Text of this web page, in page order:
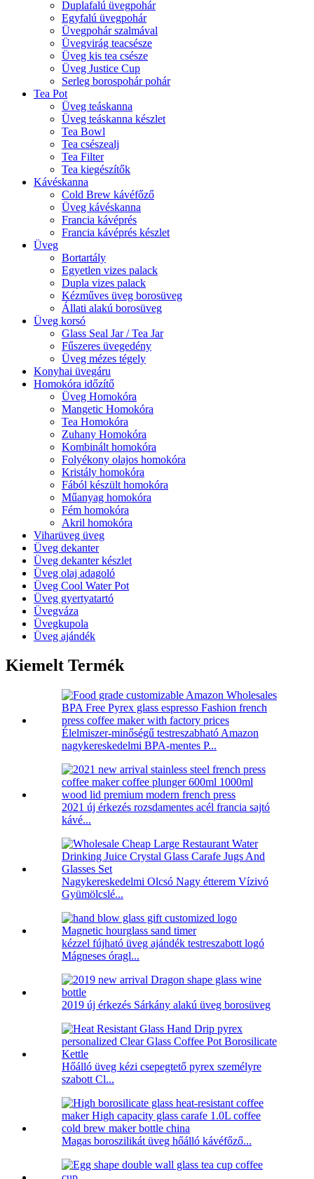
Duplafalú üvegpohár
Egyfalú üvegpohár
Üvegpohár szalmával
Üvegvirág teacsésze
Üveg kis tea csésze
Üveg Justice Cup
Serleg borospohár pohár
Tea Pot
Üveg teáskanna
Üveg teáskanna készlet
Tea Bowl
Tea csészealj
Tea Filter
Tea kiegészítők
Kávéskanna
Cold Brew kávéfőző
Üveg kávéskanna
Francia kávéprés
Francia kávéprés készlet
Üveg
Bortartály
Egyetlen vizes palack
Dupla vizes palack
Kézműves üveg borosüveg
Állati alakú borosüveg
Üveg korsó
Glass Seal Jar / Tea Jar
Fűszeres üvegedény
Üveg mézes tégely
Konyhai üvegáru
Homokóra időzítő
Üveg Homokóra
Mangetic Homokóra
Tea Homokóra
Zuhany Homokóra
Kombinált homokóra
Folyékony olajos homokóra
Kristály homokóra
Fából készült homokóra
Műanyag homokóra
Fém homokóra
Akril homokóra
Viharüveg üveg
Üveg dekanter
Üveg dekanter készlet
Üveg olaj adagoló
Üveg Cool Water Pot
Üveg gyertyatartó
Üvegváza
Üvegkupola
Üveg ajándék
Kiemelt Termék
Élelmiszer-minőségű testreszabható Amazon
nagykereskedelmi BPA-mentes P...
2021 új érkezés rozsdamentes acél francia sajtó
kávé...
Nagykereskedelmi Olcsó Nagy étterem Vízivó
Gyümölcslé...
kézzel fújható üveg ajándék testreszabott logó
Mágneses óragl...
2019 új érkezés Sárkány alakú üveg borosüveg
Hőálló üveg kézi csepegtető pyrex személyre
szabott Cl...
Magas boroszilikát üveg hőálló kávéfőző...